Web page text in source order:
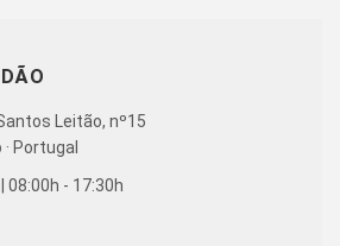
Leitão, nº15
Portugal
08:00h - 17:30h